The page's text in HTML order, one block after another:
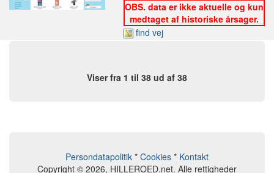
OBS. data er ikke aktuelle og kun
medtaget af historiske årsager.
find vej
Viser fra 1 til 38 ud af 38
Persondatapolitik * Cookies * Kontakt
Copyright © 2026, HILLEROED.net. Alle rettigheder